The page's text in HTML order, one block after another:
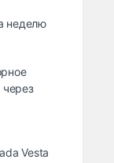
неделю
Vesta